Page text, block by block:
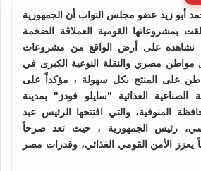
أبو زيد عضو مجلس النواب أن الجمهورية
بمشروعاتها القومية العملاقة الضخمة
على أرض الواقع من مشروعات
مواطن مصري والنقلة النوعية الكبرى في
على المنتج بكل سهولة ، مؤكداً على
الصناعية الغذائية "سايلو فودز" بمدينة
المنوفية، والتي افتتحها الرئيس عبد
رئيس الجمهورية ، حيث تعد صرحاً
يعزز الأمن القومي الغذائي، وقدرات مصر